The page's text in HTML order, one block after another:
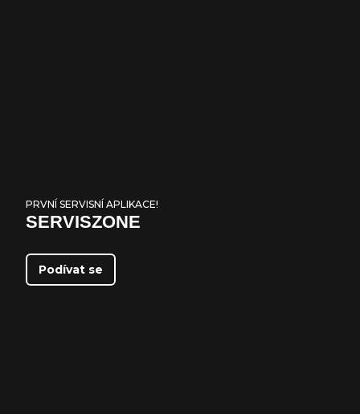
PRVNÍ SERVISNÍ APLIKACE!
SERVISZONE
Podívat se